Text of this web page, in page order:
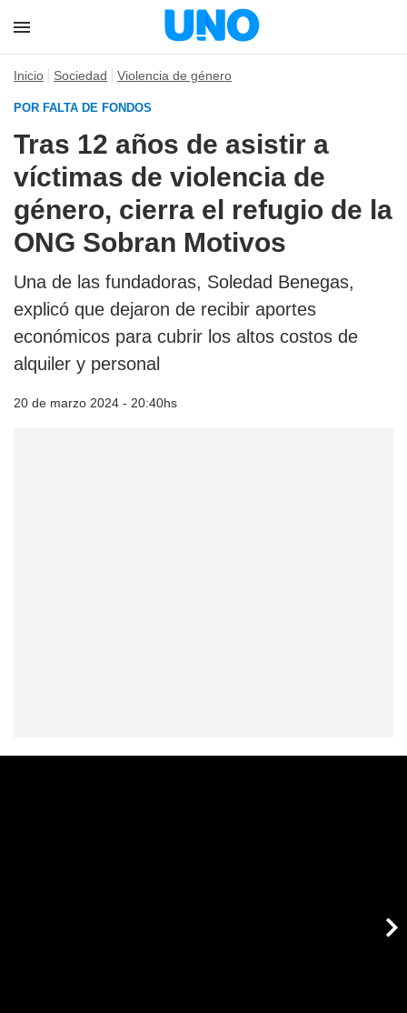
Inicio Sociedad Violencia de género
POR FALTA DE FONDOS
Tras 12 años de asistir a
víctimas de violencia de
género, cierra el refugio de la
ONG Sobran Motivos
Una de las fundadoras, Soledad Benegas,
explicó que dejaron de recibir aportes
económicos para cubrir los altos costos de
alquiler y personal
20 de marzo 2024 - 20:40hs